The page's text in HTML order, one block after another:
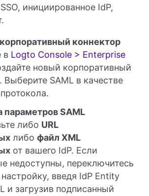
инициированное IdP,
коннектор
в Logto Console > Enterprise
новый корпоративный
Выберите SAML в качестве
параметров SAML
либо URL
либо файл XML
от вашего IdP. Если
недоступны, переключитесь
введя IdP Entity
и загрузив подписанный